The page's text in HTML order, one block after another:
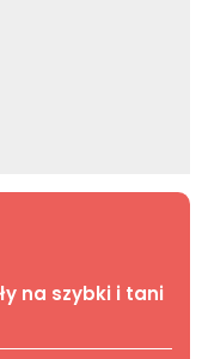
na szybki i tani